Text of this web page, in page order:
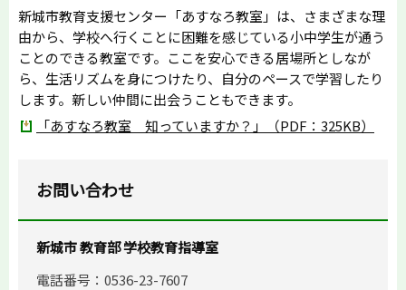
新城市教育支援センター「あすなろ教室」は、さまざまな理
由から、学校へ行くことに困難を感じている小中学生が通う
ことのできる教室です。ここを安心できる居場所としなが
ら、生活リズムを身につけたり、自分のペースで学習したり
します。新しい仲間に出会うこともできます。
「あすなろ教室 知っていますか？」（PDF：325KB）
お問い合わせ
新城市 教育部 学校教育指導室
電話番号：0536-23-7607